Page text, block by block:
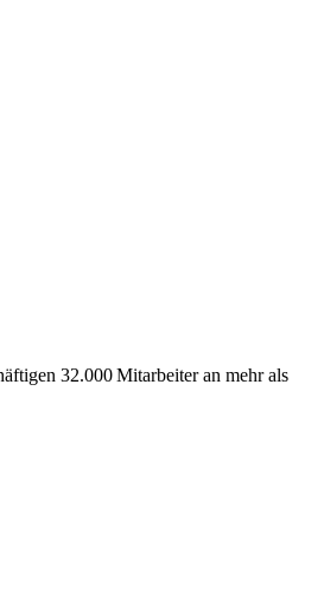
32.000 Mitarbeiter an mehr als